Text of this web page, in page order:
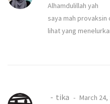
Alhamdulillah yah
saya mah
lihat yang
tika
March 24,